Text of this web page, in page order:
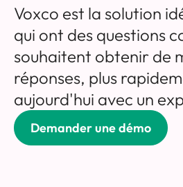
Voxco est la solution
qui ont des questions
souhaitent obtenir de
réponses, plus
aujourd'hui avec un
Demander une démo